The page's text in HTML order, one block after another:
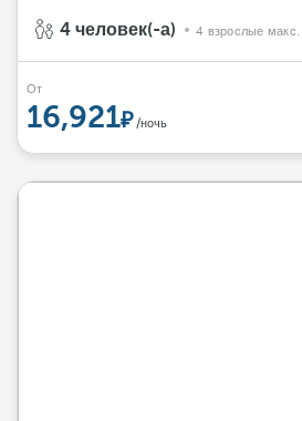
4 человек(-а) 4 взрослые макс.
От
16,921 /ночь